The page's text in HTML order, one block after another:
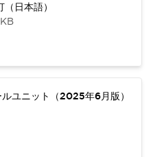
日本語）
ユニット（2025年6月版）